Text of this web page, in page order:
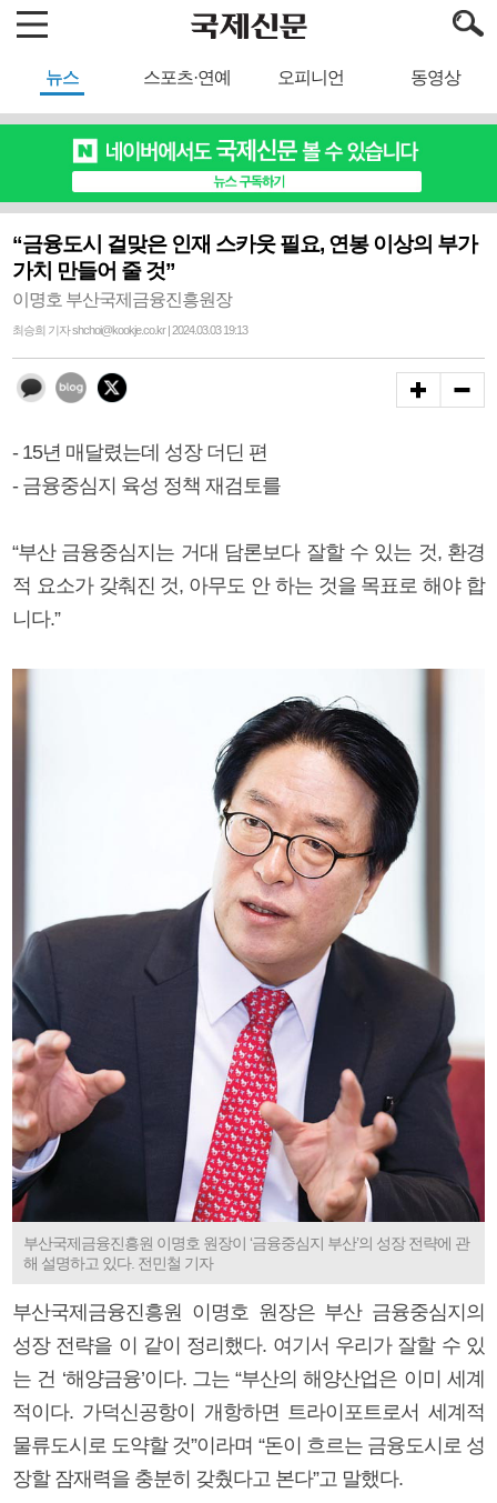
뉴스 스포츠·연예 오피니언 동영상
“금융도시 걸맞은 인재 스카웃 필요, 연봉 이상의 부가
가치 만들어 줄 것”
이명호 부산국제금융진흥원장
최승희 기자 shchoi@kookje.co.kr | 2024.03.03 19:13
- 15년 매달렸는데 성장 더딘 편
- 금융중심지 육성 정책 재검토를
“부산 금융중심지는 거대 담론보다 잘할 수 있는 것, 환경
적 요소가 갖춰진 것, 아무도 안 하는 것을 목표로 해야 합
니다.”
부산국제금융진흥원 이명호 원장이 ‘금융중심지 부산’의 성장 전략에 관
해 설명하고 있다. 전민철 기자
부산국제금융진흥원 이명호 원장은 부산 금융중심지의
성장 전략을 이 같이 정리했다. 여기서 우리가 잘할 수 있
는 건 ‘해양금융’이다. 그는 “부산의 해양산업은 이미 세계
적이다. 가덕신공항이 개항하면 트라이포트로서 세계적
물류도시로 도약할 것”이라며 “돈이 흐르는 금융도시로 성
장할 잠재력을 충분히 갖췄다고 본다”고 말했다.